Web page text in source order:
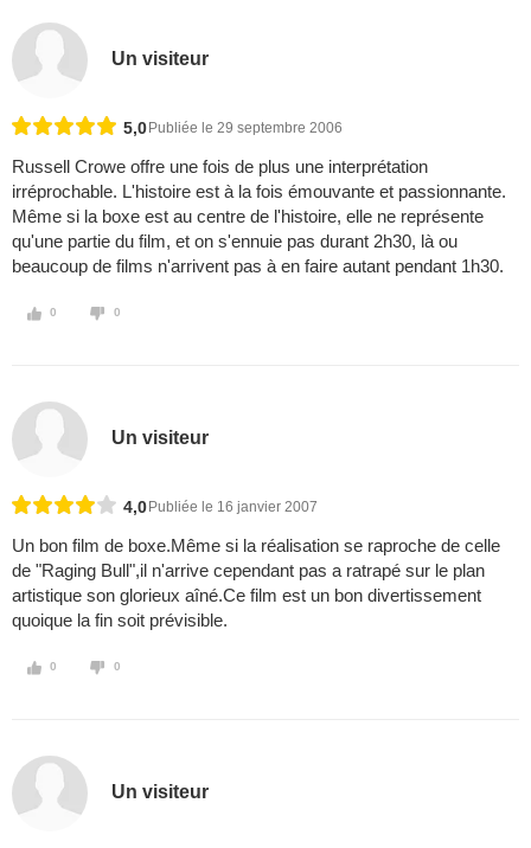
Un visiteur
5,0 Publiée le 29 septembre 2006
Russell Crowe offre une fois de plus une interprétation
irréprochable. L'histoire est à la fois émouvante et passionnante.
Même si la boxe est au centre de l'histoire, elle ne représente
qu'une partie du film, et on s'ennuie pas durant 2h30, là ou
beaucoup de films n'arrivent pas à en faire autant pendant 1h30.
0 0
Un visiteur
4,0 Publiée le 16 janvier 2007
Un bon film de boxe.Même si la réalisation se raproche de celle
de "Raging Bull",il n'arrive cependant pas a ratrapé sur le plan
artistique son glorieux aîné.Ce film est un bon divertissement
quoique la fin soit prévisible.
0 0
Un visiteur